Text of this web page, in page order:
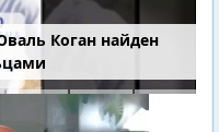
Коган найден